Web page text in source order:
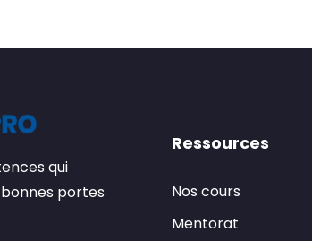
qui
portes
Ressources
Nos cours
Mentorat